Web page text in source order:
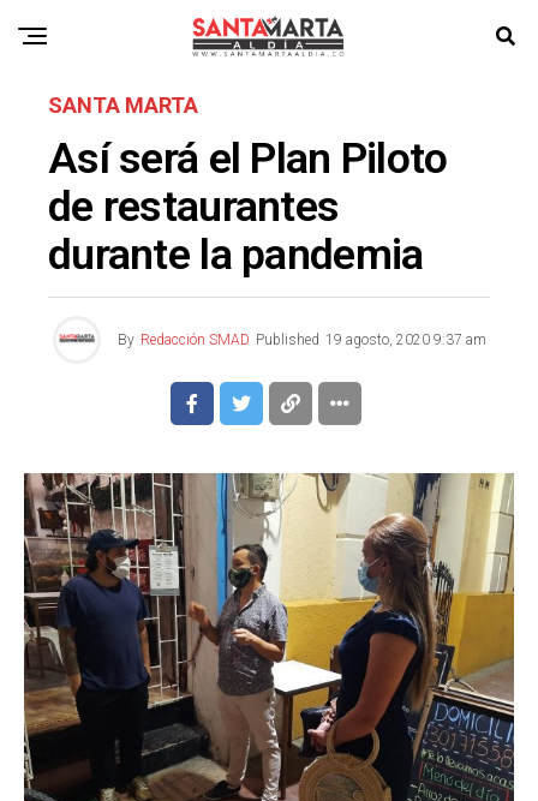
SANTA MARTA
Así será el Plan Piloto
de restaurantes
durante la pandemia
By Redacción SMAD Published 19 agosto, 2020 9:37 am